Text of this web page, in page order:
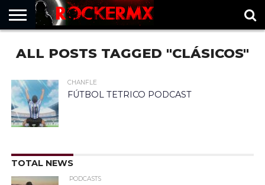
MUSICNEWS
FRAGMENTOS
ROCKERMX
BASEVARSOVIA
PUNTOROCK
ALL POSTS TAGGED "CLÁSICOS"
CHANFLE
FÚTBOL TETRICO PODCAST
TOTAL NEWS
PODCASTS